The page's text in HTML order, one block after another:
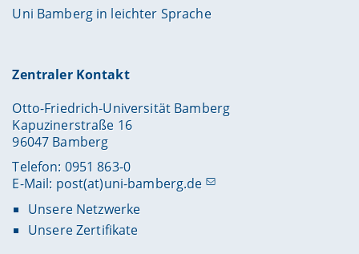
Uni Bamberg in leichter Sprache
Zentraler Kontakt
Otto-Friedrich-Universität Bamberg
Kapuzinerstraße 16
96047 Bamberg
Telefon: 0951 863-0
E-Mail: post(at)uni-bamberg.de
Unsere Netzwerke
Unsere Zertifikate